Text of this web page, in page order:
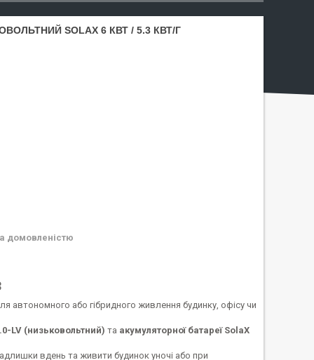
SOLAX 6 КВТ / 5.3 КВТ/Г
домовленістю
автономного або гібридного живлення будинку, офісу чи
LV (низьковольтний) та акумуляторної батареї SolaX
вдень та живити будинок уночі або при